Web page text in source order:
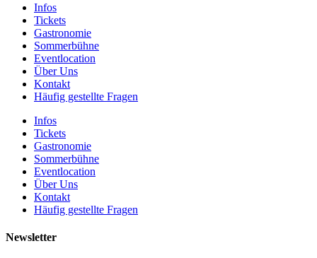
Infos
Tickets
Gastronomie
Sommerbühne
Eventlocation
Über Uns
Kontakt
Häufig gestellte Fragen
Infos
Tickets
Gastronomie
Sommerbühne
Eventlocation
Über Uns
Kontakt
Häufig gestellte Fragen
Newsletter